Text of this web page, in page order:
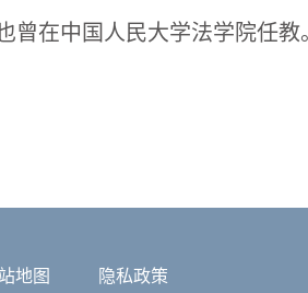
在中国人民大学法学院任教
地图 隐私政策